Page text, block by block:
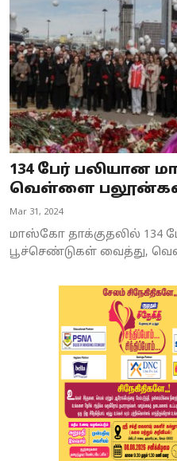
134 பேர் பலியான
வெள்ளை
Mar 31, 2024
மாஸ்கோ தாக்குதலில் 134
பூச்செண்டுகள் வைத்து,